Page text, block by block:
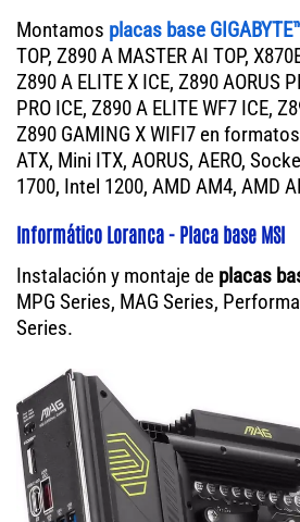
Montamos placas base
TOP, Z890 A MASTER AI TOP,
Z890 A ELITE X ICE, Z890 AORUS
PRO ICE, Z890 A ELITE WF7 ICE,
Z890 GAMING X WIFI7 en
ATX, Mini ITX, AORUS, AERO,
1700, Intel 1200, AMD AM4, AMD
Informático Loranca - Placa base MSI
Instalación y montaje de placas
MPG Series, MAG Series,
Series.